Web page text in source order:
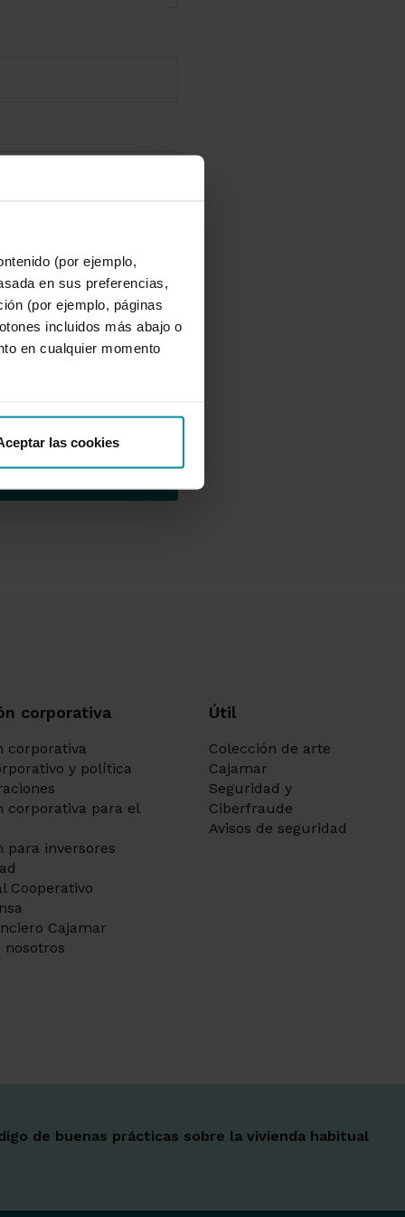
(por ejemplo,
en sus preferencias,
(por ejemplo, páginas
incluidos más abajo o
en cualquier momento
las cookies
Cooperativa de
corporativa
corporativa
y política
corporativa para el
para inversores
Cooperativo
Cajamar
nosotros
Útil
Colección de arte
Cajamar
Seguridad y
Ciberfraude
Avisos de seguridad
de buenas prácticas sobre la vivienda habitual